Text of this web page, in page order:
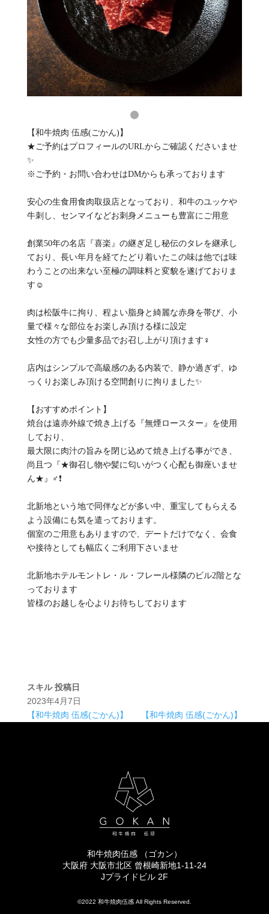
【和牛焼肉 伍感(ごかん)】
★ご予約はプロフィールのURLからご確認くださいませ
✨
※ご予約・お問い合わせはDMからも承っております
安心の生食用食肉取扱店となっており、和牛のユッケや
牛刺し、センマイなどお刺身メニューも豊富にご用意
創業50年の名店『喜楽』の継ぎ足し秘伝のタレを継承し
ており、長い年月を経てたどり着いたこの味は他では味
わうことの出来ない至極の調味料と変貌を遂げておりま
す☺️
肉は松阪牛に拘り、程よい脂身と綺麗な赤身を帯び、小
量で様々な部位をお楽しみ頂ける様に設定
女性の方でも少量多品でお召し上がり頂けます‍♀️
店内はシンプルで高級感のある内装で、静か過ぎず、ゆ
っくりお楽しみ頂ける空間創りに拘りました✨
【おすすめポイント】
焼台は遠赤外線で焼き上げる『無煙ロースター』を使用
しており、
最大限に肉汁の旨みを閉じ込めて焼き上げる事ができ、
尚且つ『★御召し物や髪に匂いがつく心配も御座いませ
ん★』‍♂️❗
北新地という地で同伴などが多い中、重宝してもらえる
よう設備にも気を遣っております。
個室のご用意もありますので、デートだけでなく、会食
や接待としても幅広くご利用下さいませ
北新地ホテルモントレ・ル・フレール様隣のビル2階とな
っております
皆様のお越しを心よりお待ちしております
スキル 投稿日
2023年4月7日
【和牛焼肉 伍感(ごかん)】
【和牛焼肉 伍感(ごかん)】
和牛焼肉伍感 （ゴカン）
大阪府 大阪市北区 曾根崎新地1-11-24
Jプライドビル 2F
©2022 和牛焼肉伍感 All Rights Reserved.